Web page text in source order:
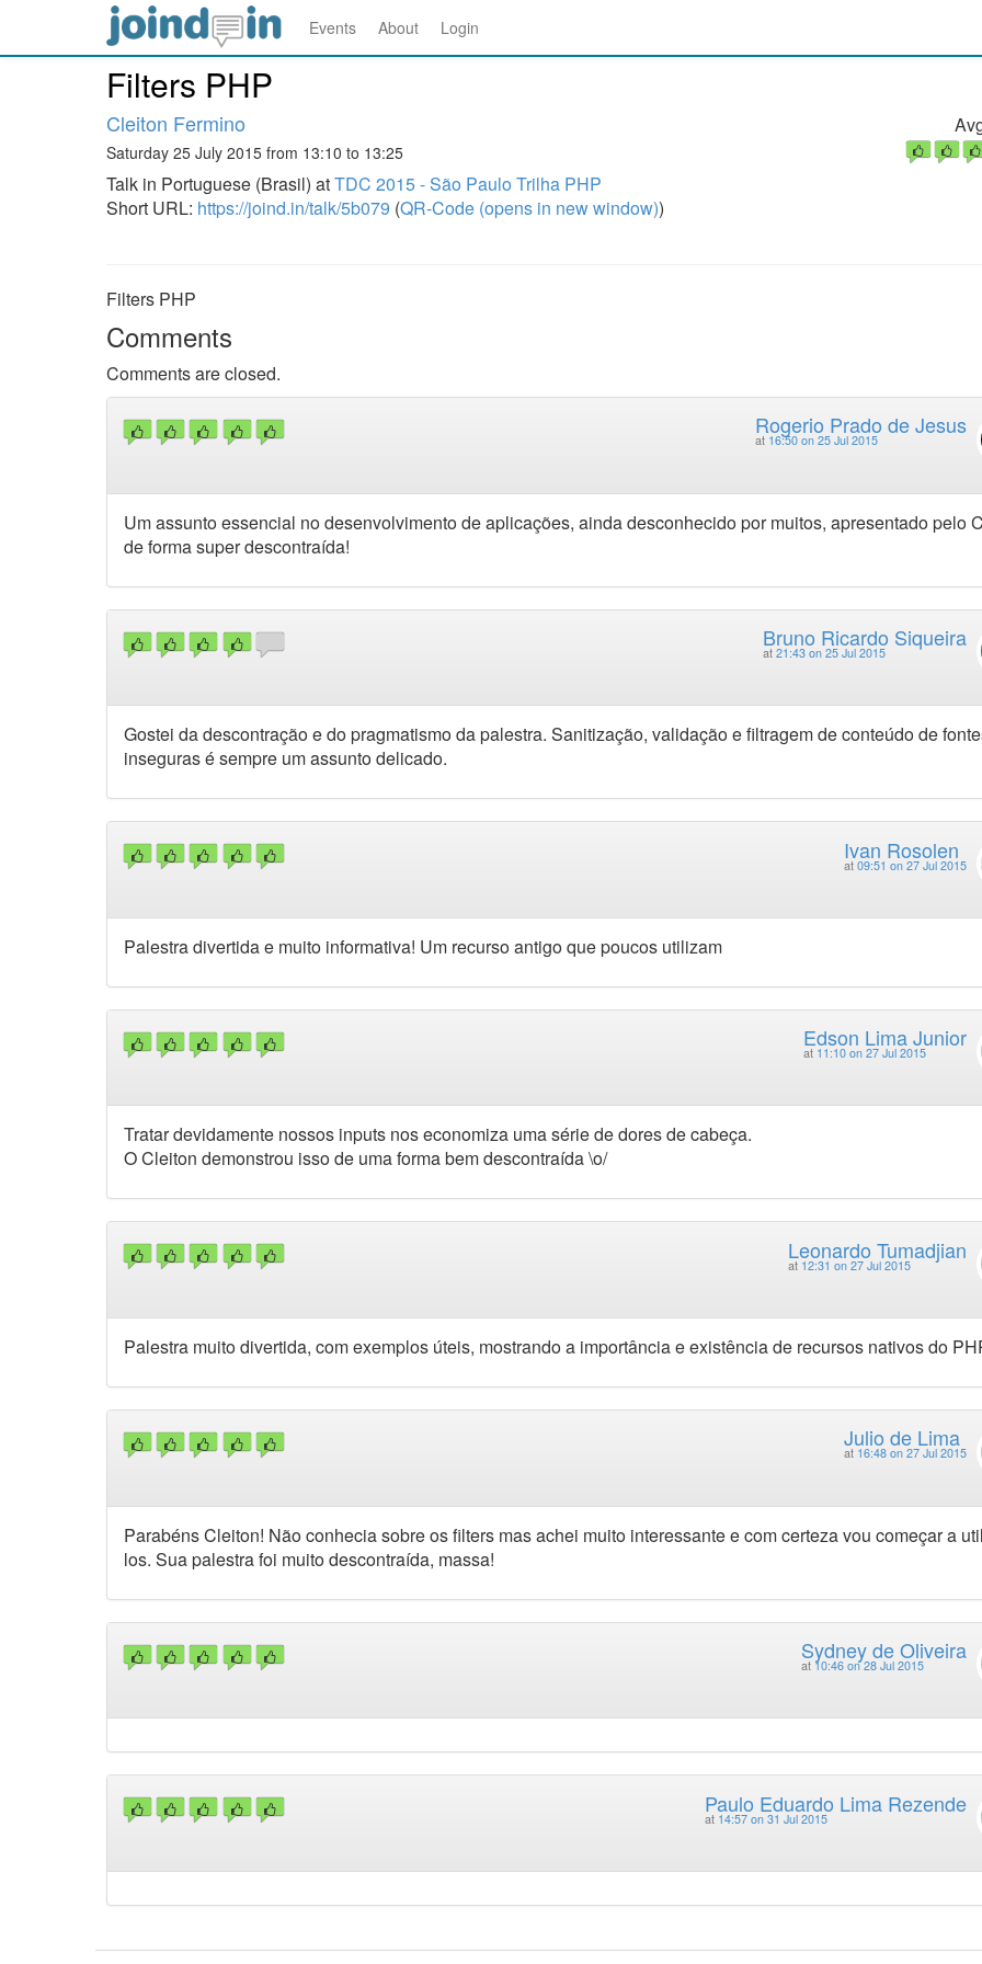
Events About Login
Filters PHP
Cleiton Fermino
Saturday 25 July 2015 from 13:10 to 13:25
Talk in Portuguese (Brasil) atTDC 2015 - São Paulo Trilha PHP
Short URL: https://joind.in/talk/5b079 (QR-Code (opens in new window))
Filters PHP
Comments
Comments are closed.
Rogerio Prado de Jesus
at 16:50 on 25 Jul 2015
Um assunto essencial no desenvolvimento de aplicações, ainda desconhecido por muitos, apresentado pelo
de forma super descontraída!
Bruno Ricardo Siqueira
at 21:43 on 25 Jul 2015
Gostei da descontração e do pragmatismo da palestra. Sanitização, validação e filtragem de conteúdo de
inseguras é sempre um assunto delicado.
Ivan Rosolen
at 09:51 on 27 Jul 2015
Palestra divertida e muito informativa! Um recurso antigo que poucos utilizam
Edson Lima Junior
at 11:10 on 27 Jul 2015
Tratar devidamente nossos inputs nos economiza uma série de dores de cabeça.
O Cleiton demonstrou isso de uma forma bem descontraída \o/
Leonardo Tumadjian
at 12:31 on 27 Jul 2015
Palestra muito divertida, com exemplos úteis, mostrando a importância e existência de recursos nativos do
Julio de Lima
at 16:48 on 27 Jul 2015
Parabéns Cleiton! Não conhecia sobre os filters mas achei muito interessante e com certeza vou começar a
los. Sua palestra foi muito descontraída, massa!
Sydney de Oliveira
at 10:46 on 28 Jul 2015
Paulo Eduardo Lima Rezende
at 14:57 on 31 Jul 2015